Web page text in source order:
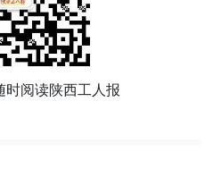
时阅读陕西工人报